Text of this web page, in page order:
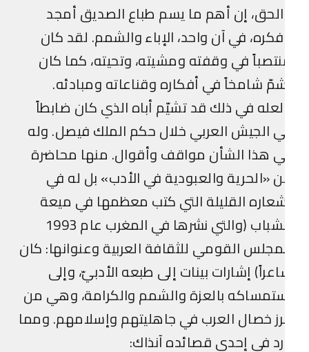
إن أهم ما يسم طباع الصديق أمجد
في آن واحد، الإباء والشمم. لقد كان
في وقفته ومشيته، وتحيته، كما كان
شامخاً في أفكاره وقناعاته ومبادئه.
في ذلك قد تشيّم أباه الذي كان ضابطاً
الجيش العربي خلال حكم الملك فيصل. وله
هذا الشأن مواقف وأقوال. منها محاضرة
«الحرية والعبودية في الأدب» بل له في
القليلة التي كتب معظمها في ميعة
الشباب (والتي نشرها في المغرب عام 1993
القومي للثقافة العربية وعنوانها: كان
إشارات بينات إلى طبعه الأدبيّ، وإلى
بالعزة والشمم والكرامة، وهي من
خصال العرب في جاهليتهم وإسلامهم. ومما
في إحدى قصائده آنذاك: